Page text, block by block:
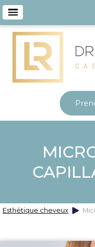
Esthétique cheveux